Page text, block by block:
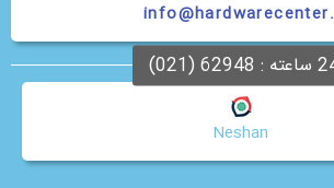
جستجوی نزدیک ترین شعبه
Neshan